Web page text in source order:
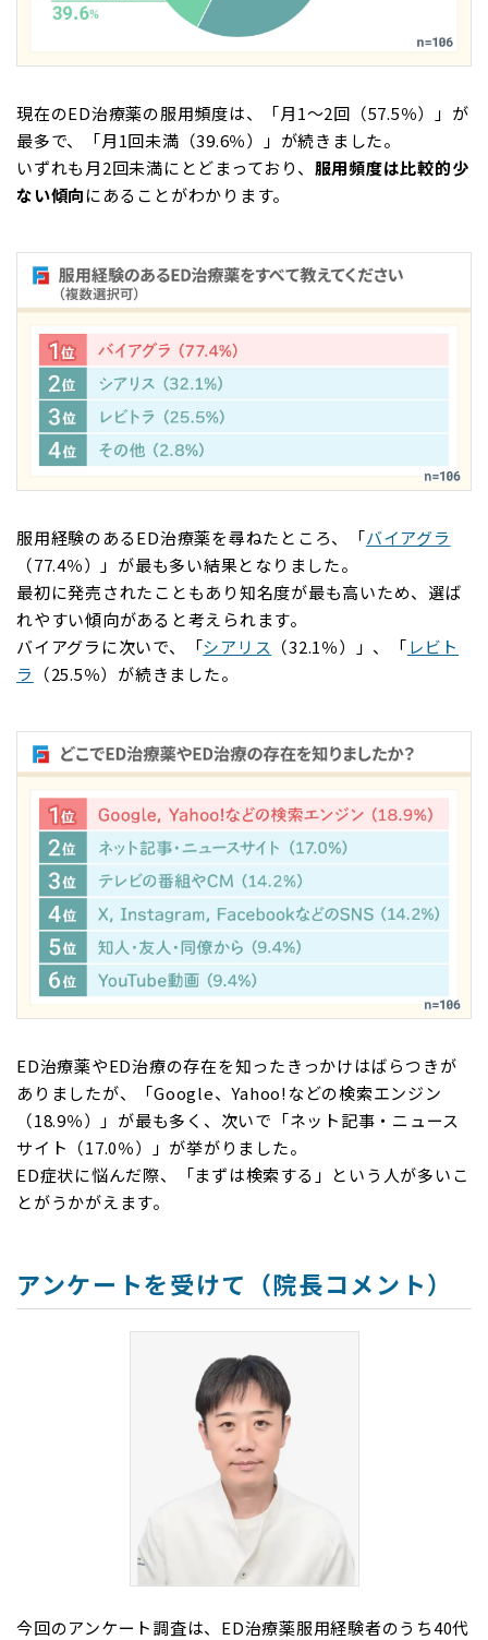
現在のED治療薬の服用頻度は、「月1～2回（57.5％）」が
最多で、「月1回未満（39.6％）」が続きました。
いずれも月2回未満にとどまっており、 服用頻度は比較的少
ない傾向にあることがわかります。
服用経験のあるED治療薬を尋ねたところ、「バイアグラ
（77.4％）」が最も多い結果となりました。
最初に発売されたこともあり知名度が最も高いため、選ば
れやすい傾向があると考えられます。
バイアグラに次いで、「シアリス （32.1％）」、「レビト
ラ
（25.5％）が続きました。
ED治療薬やED治療の存在を知ったきっかけはばらつきが
ありましたが、「Google、Yahoo!などの検索エンジン
（18.9％）」が最も多く、次いで「ネット記事・ニュース
サイト（17.0％）」が挙がりました。
ED症状に悩んだ際、「まずは検索する」という人が多いこ
とがうかがえます。
アンケートを受けて（院長コメント）
今回のアンケート調査は、ED治療薬服用経験者のうち40代